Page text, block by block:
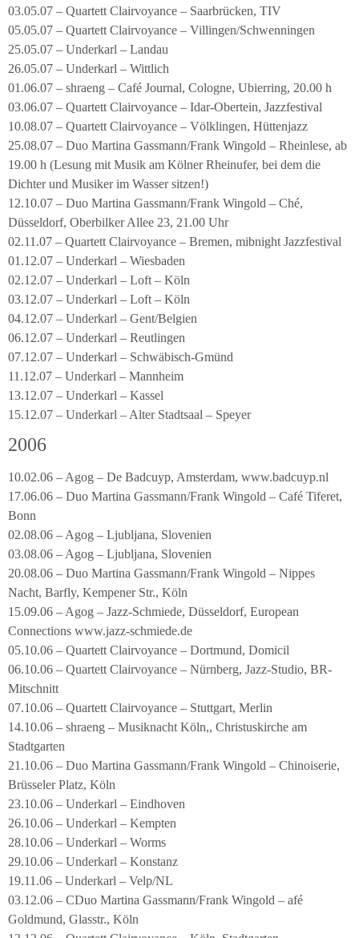
03.05.07 – Quartett Clairvoyance – Saarbrücken, TIV
05.05.07 – Quartett Clairvoyance – Villingen/Schwenningen
25.05.07 – Underkarl – Landau
26.05.07 – Underkarl – Wittlich
01.06.07 – shraeng – Café Journal, Cologne, Ubierring, 20.00 h
03.06.07 – Quartett Clairvoyance – Idar-Obertein, Jazzfestival
10.08.07 – Quartett Clairvoyance – Völklingen, Hüttenjazz
25.08.07 – Duo Martina Gassmann/Frank Wingold – Rheinlese, ab
19.00 h (Lesung mit Musik am Kölner Rheinufer, bei dem die
Dichter und Musiker im Wasser sitzen!)
12.10.07 – Duo Martina Gassmann/Frank Wingold – Ché,
Düsseldorf, Oberbilker Allee 23, 21.00 Uhr
02.11.07 – Quartett Clairvoyance – Bremen, mibnight Jazzfestival
01.12.07 – Underkarl – Wiesbaden
02.12.07 – Underkarl – Loft – Köln
03.12.07 – Underkarl – Loft – Köln
04.12.07 – Underkarl – Gent/Belgien
06.12.07 – Underkarl – Reutlingen
07.12.07 – Underkarl – Schwäbisch-Gmünd
11.12.07 – Underkarl – Mannheim
13.12.07 – Underkarl – Kassel
15.12.07 – Underkarl – Alter Stadtsaal – Speyer
2006
10.02.06 – Agog – De Badcuyp, Amsterdam, www.badcuyp.nl
17.06.06 – Duo Martina Gassmann/Frank Wingold – Café Tiferet,
Bonn
02.08.06 – Agog – Ljubljana, Slovenien
03.08.06 – Agog – Ljubljana, Slovenien
20.08.06 – Duo Martina Gassmann/Frank Wingold – Nippes
Nacht, Barfly, Kempener Str., Köln
15.09.06 – Agog – Jazz-Schmiede, Düsseldorf, European
Connections www.jazz-schmiede.de
05.10.06 – Quartett Clairvoyance – Dortmund, Domicil
06.10.06 – Quartett Clairvoyance – Nürnberg, Jazz-Studio, BR-
Mitschnitt
07.10.06 – Quartett Clairvoyance – Stuttgart, Merlin
14.10.06 – shraeng – Musiknacht Köln,, Christuskirche am
Stadtgarten
21.10.06 – Duo Martina Gassmann/Frank Wingold – Chinoiserie,
Brüsseler Platz, Köln
23.10.06 – Underkarl – Eindhoven
26.10.06 – Underkarl – Kempten
28.10.06 – Underkarl – Worms
29.10.06 – Underkarl – Konstanz
19.11.06 – Underkarl – Velp/NL
03.12.06 – CDuo Martina Gassmann/Frank Wingold – afé
Goldmund, Glasstr., Köln